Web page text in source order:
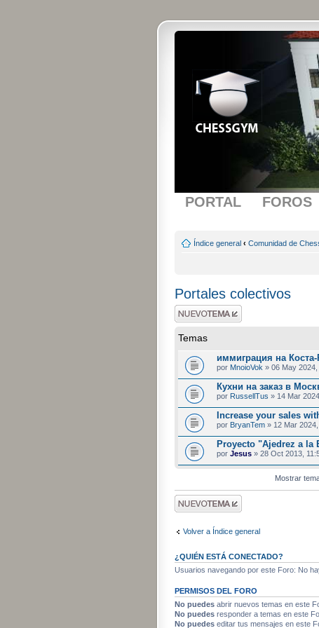
PORTAL FOROS
Índice general ‹ Comunidad de
Portales colectivos
Publicar un nuevo
tema
Temas
иммиграция на
por MnoioVok » 06 May 2024,
Кухни на заказ в
por RussellTus » 14 Mar
Increase your sales
por BryanTem » 12 Mar
Proyecto "Ajedrez a la
por Jesus » 28 Oct 2013,
Mostrar
Publicar un nuevo
tema
Volver a Índice general
¿QUIÉN ESTÁ CONECTADO?
Usuarios navegando por este Foro: No
PERMISOS DEL FORO
No puedes abrir nuevos temas en este
No puedes responder a temas en este
No puedes editar tus mensajes en este